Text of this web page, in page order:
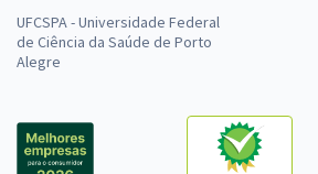
UFCSPA - Universidade Federal
de Ciência da Saúde de Porto
Alegre